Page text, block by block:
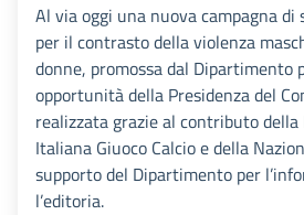
Al via oggi una nuova campagna di
per il contrasto della violenza
donne, promossa dal Dipartimento
opportunità della Presidenza del
realizzata grazie al contributo della
Italiana Giuoco Calcio e della
supporto del Dipartimento per
l’editoria.